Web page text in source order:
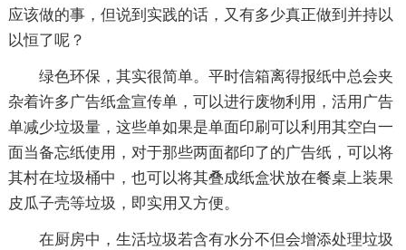
应该做的事，但说到实践的话，又有多少真正做到并持以
以恒了呢？
绿色环保，其实很简单。平时信箱离得报纸中总会夹
杂着许多广告纸盒宣传单，可以进行废物利用，活用广告
单减少垃圾量，这些单如果是单面印刷可以利用其空白一
面当备忘纸使用，对于那些两面都印了的广告纸，可以将
其村在垃圾桶中，也可以将其叠成纸盒状放在餐桌上装果
皮瓜子壳等垃圾，即实用又方便。
在厨房中，生活垃圾若含有水分不但会增添处理垃圾